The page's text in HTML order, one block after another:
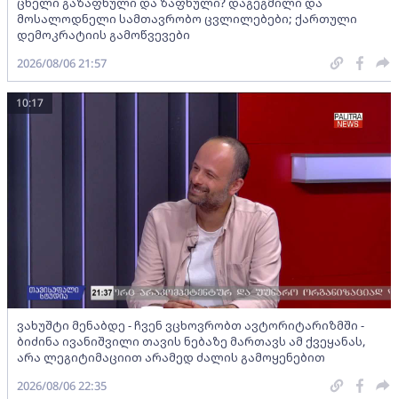
მოსალოდნელი სამთავრობო ცვლილებები; ქართული
დემოკრატიის გამოწვევები
2026/08/06 21:57
ვახუშტი მენაბდე - ჩვენ ვცხოვრობთ ავტორიტარიზმში -
ბიძინა ივანიშვილი თავის ნებაზე მართავს ამ ქვეყანას,
არა ლეგიტიმაციით არამედ ძალის გამოყენებით
10:17
2026/08/06 22:35